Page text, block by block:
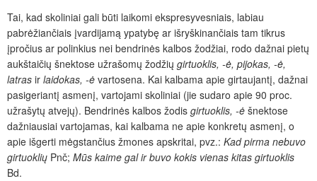
Tai, kad skoliniai gali būti laikomi ekspresyvesniais, labiau
pabrėžiančiais įvardijamą ypatybę ar išryškinančiais tam tikrus
įpročius ar polinkius nei bendrinės kalbos žodžiai, rodo dažnai pietų
aukštaičių šnektose užrašomų žodžių girtuoklis, -ė, pijokas, -ė,
latras ir laidokas, -ė vartosena. Kai kalbama apie girtaujantį, dažnai
pasigeriantį asmenį, vartojami skoliniai (jie sudaro apie 90 proc.
užrašytų atvejų). Bendrinės kalbos žodis girtuoklis, -ė šnektose
dažniausiai vartojamas, kai kalbama ne apie konkretų asmenį, o
apie išgerti mėgstančius žmones apskritai, pvz.: Kad pirma nebuvo
girtuoklių Pnč; Mūs kaime gal ir buvo kokis vienas kitas girtuoklis
Bd.